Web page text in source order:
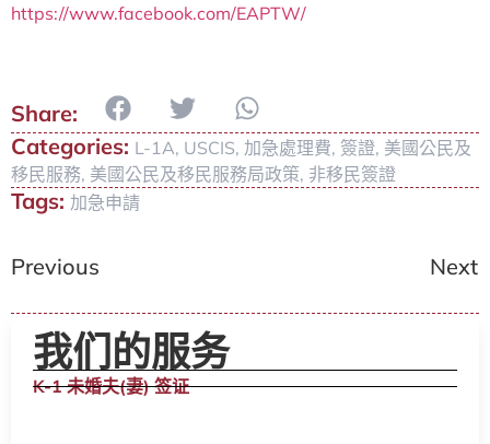
https://www.facebook.com/EAPTW/
Categories: L-1A, USCIS, 加急處理費, 簽證, 美國公民及
移民服務, 美國公民及移民服務局政策, 非移民簽證
Tags: 加急申請
Previous Next
我们的服务
K-1 未婚夫(妻) 签证